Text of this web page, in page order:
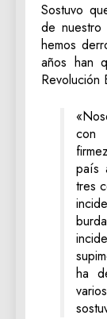
Sostuvo
de
hemos
años han
Revolución
con
país
tres
ha